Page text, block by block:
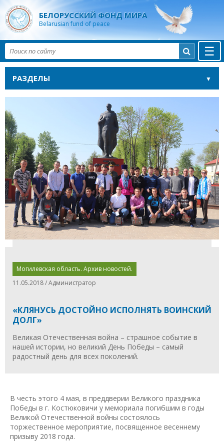
БЕЛОРУССКИЙ ФОНД МИРА
Belarusian fund of peace
☰

РАЗДЕЛЫ
Могилевская область. Архив новостей.
11.05.2018 / Администратор
«КЛЯНУСЬ ДОСТОЙНО ИСПОЛНЯТЬ ВОИНСКИЙ
ДОЛГ»
Великая Отечественная война – страшное событие в
нашей истории, но великий День Победы – самый
радостный день для всех поколений.
В честь этого 4 мая, в преддверии Великого праздника
Победы в г. Костюковичи у мемориала погибшим в годы
Великой Отечественной войны состоялось
торжественное мероприятие, посвященное весеннему
призыву 2018 года.